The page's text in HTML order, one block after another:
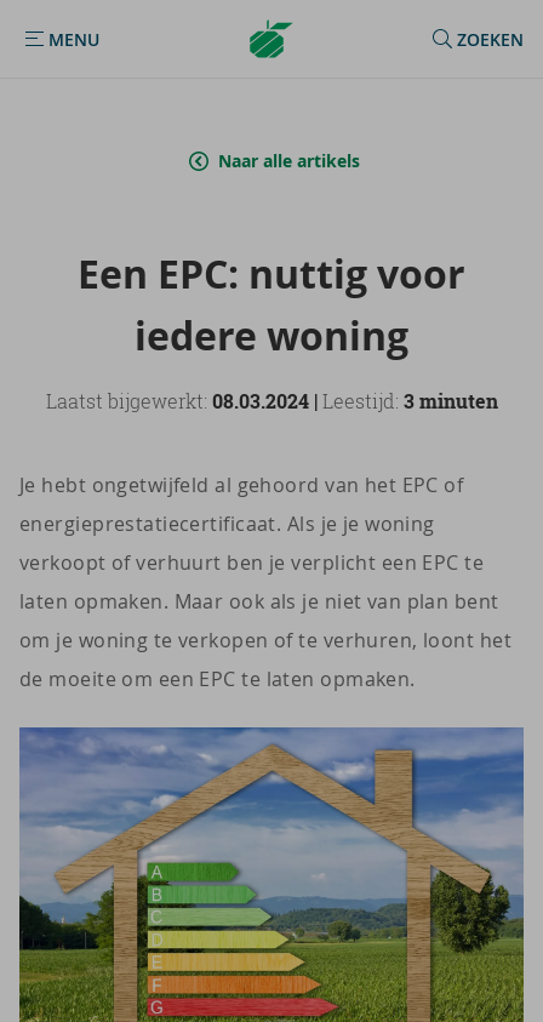
MENU
MENU
Argenta
Homepage
ZOEKEN
Naar alle artikels
Een EPC: nut­tig voor
ie­de­re wo­ning
Laatst bijgewerkt: 08.03.2024 |Leestijd: 3 minuten
Je hebt ongetwijfeld al gehoord van het EPC of
energieprestatiecertificaat. Als je je woning
verkoopt of verhuurt ben je verplicht een EPC te
laten opmaken. Maar ook als je niet van plan bent
om je woning te verkopen of te verhuren, loont het
de moeite om een EPC te laten opmaken.